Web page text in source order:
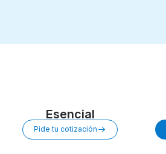
Esencial
Pide tu cotización